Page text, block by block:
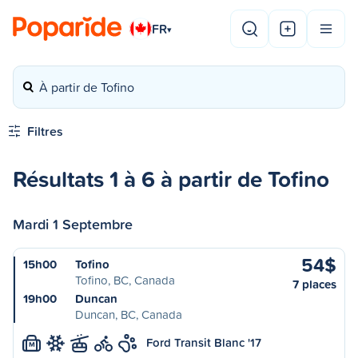
FR▾
À partir de Tofino
Filtres
Résultats 1 à 6 à partir de Tofino
Mardi 1 Septembre
15h00
Tofino
Tofino, BC, Canada
19h00
Duncan
Duncan, BC, Canada
54$
7 places
M Ford Transit Blanc '17